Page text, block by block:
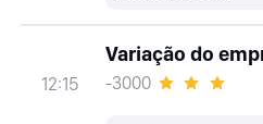
12:15
Variação do
-3000